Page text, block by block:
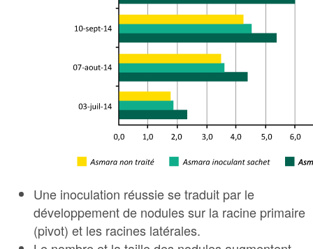
Une inoculation réussie se traduit par le
développement de nodules sur la racine primaire
(pivot) et les racines latérales.